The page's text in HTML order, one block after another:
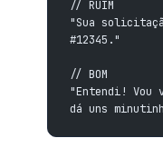
// RUIM
"Sua
#12345."
// BOM
"Entendi! Vou
dá uns